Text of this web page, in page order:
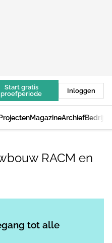
Start gratis
proefperiode
Inloggen
MagazineArchief
RACM en
tot alle